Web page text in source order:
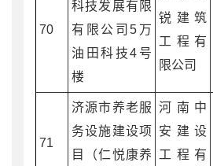
70
科技发展有限
有限公司5万
油田科技4号
楼
锐建筑
工程有
限公司
71
济源市养老服
务设施建设项
目（仁悦康养
河南中
安建设
工程有